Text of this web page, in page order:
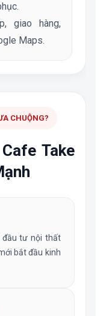
giao hàng,
Maps.
CHUỘNG?
Take
đầu tư nội thất
bắt đầu kinh